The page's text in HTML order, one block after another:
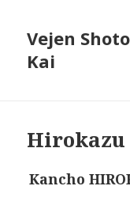
Vejen
Kai
Hirokazu
Kancho